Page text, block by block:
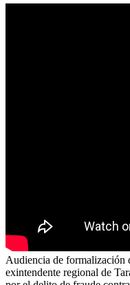
Audiencia de formalización
exintendente regional de